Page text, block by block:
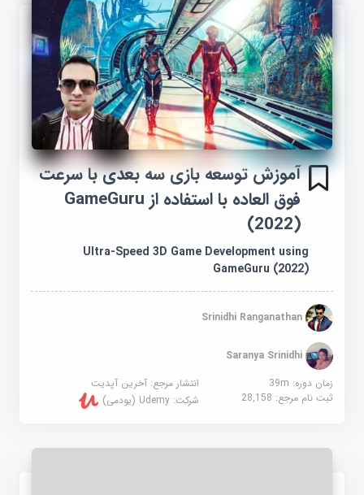
آموزش توسعه بازی سه بعدی با سرعت
فوق العاده با استفاده از GameGuru
(2022)
Ultra-Speed 3D Game Development using
GameGuru (2022)
Srinidhi Ranganathan
Saranya Srinidhi
زمان دوره: 39m
انتشار مرجع:آخرین آپدیت
ثبت نام مرجع:28,158 شرکت:Udemy (یودمی)